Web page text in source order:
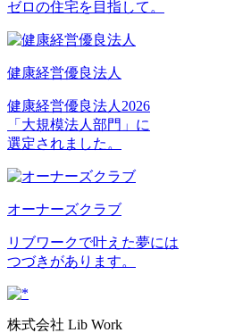
ゼロの住宅を目指して。
健康経営優良法人
健康経営優良法人2026
「大規模法人部門」に
選定されました。
オーナーズクラブ
リブワークで叶えた夢には
つづきがあります。
株式会社 Lib Work